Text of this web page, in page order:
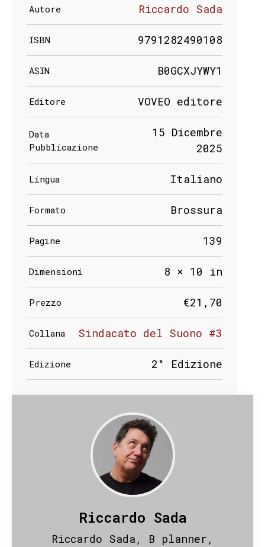
Autore Riccardo Sada
ISBN 9791282490108
ASIN B0GCXJYWY1
Editore VOVEO editore
Data
Pubblicazione
15 Dicembre
2025
Lingua Italiano
Formato Brossura
Pagine 139
Dimensioni 8 × 10 in
Prezzo €21,70
Collana Sindacato del Suono #3
Edizione 2° Edizione
Riccardo Sada
Riccardo Sada, B planner,